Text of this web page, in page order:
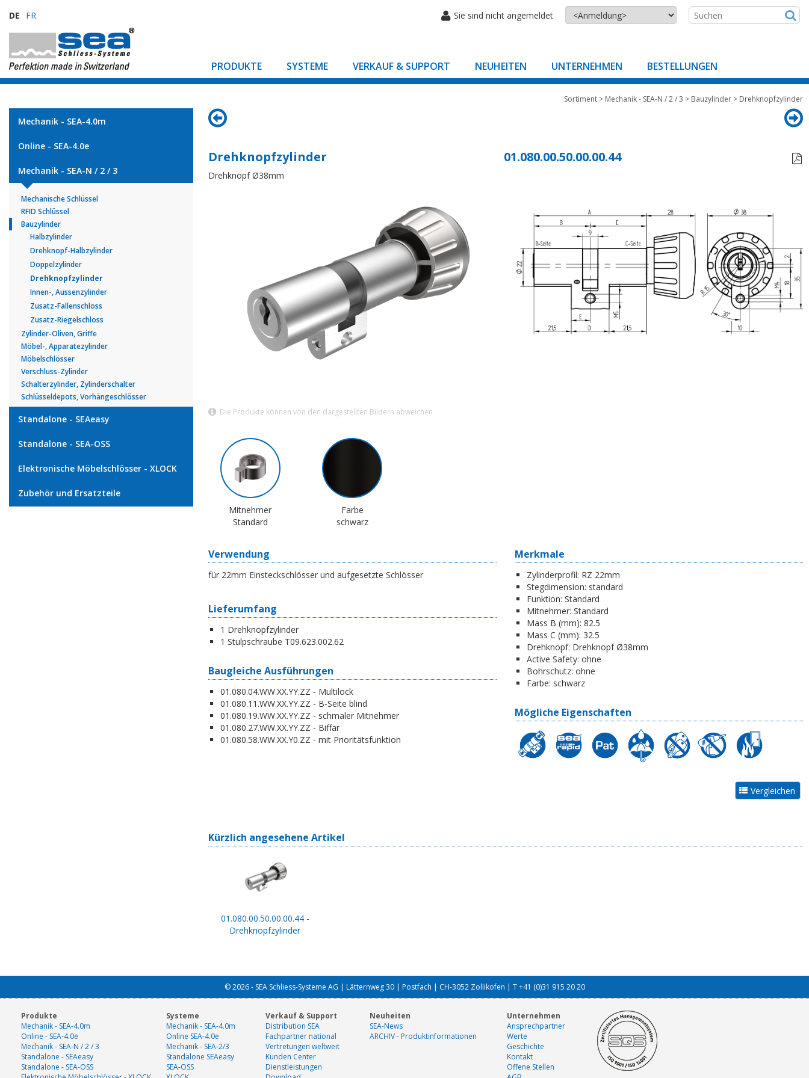
DE FR Sie sind nicht angemeldet
PRODUKTE SYSTEME VERKAUF & SUPPORT NEUHEITEN UNTERNEHMEN BESTELLUNGEN
Mechanik - SEA-4.0m
Online - SEA-4.0e
Mechanik - SEA-N / 2 / 3
Mechanische Schlüssel
RFID Schlüssel
Bauzylinder
Halbzylinder
Drehknopf-Halbzylinder
Doppelzylinder
Drehknopfzylinder
Innen-, Aussenzylinder
Zusatz-Fallenschloss
Zusatz-Riegelschloss
Zylinder-Oliven, Griffe
Möbel-, Apparatezylinder
Möbelschlösser
Verschluss-Zylinder
Schalterzylinder, Zylinderschalter
Schlüsseldepots, Vorhängeschlösser
Standalone - SEAeasy
Standalone - SEA-OSS
Elektronische Möbelschlösser - XLOCK
Zubehör und Ersatzteile
Sortiment > Mechanik - SEA-N / 2 / 3 > Bauzylinder > Drehknopfzylinder
Drehknopfzylinder 01.080.00.50.00.00.44

Drehknopf Ø38mm
Die Produkte können von den dargestellten Bildern abweichen
Mitnehmer
Standard
Farbe
schwarz
Verwendung
für 22mm Einsteckschlösser und aufgesetzte Schlösser
Lieferumfang
1 Drehknopfzylinder
1 Stulpschraube T09.623.002.62
Baugleiche Ausführungen
01.080.04.WW.XX.YY.ZZ - Multilock
01.080.11.WW.XX.YY.ZZ - B-Seite blind
01.080.19.WW.XX.YY.ZZ - schmaler Mitnehmer
01.080.27.WW.XX.YY.ZZ - Biffar
01.080.58.WW.XX.Y0.ZZ - mit Prioritätsfunktion
Merkmale
Zylinderprofil: RZ 22mm
Stegdimension: standard
Funktion: Standard
Mitnehmer: Standard
Mass B (mm): 82.5
Mass C (mm): 32.5
Drehknopf: Drehknopf Ø38mm
Active Safety: ohne
Bohrschutz: ohne
Farbe: schwarz
Mögliche Eigenschaften
Kürzlich angesehene Artikel
01.080.00.50.00.00.44 -
Drehknopfzylinder
© 2026 - SEA Schliess-Systeme AG | Lätternweg 30 | Postfach | CH-3052 Zollikofen | T +41 (0)31 915 20 20
Produkte
Mechanik - SEA-4.0m
Online - SEA-4.0e
Mechanik - SEA-N / 2 / 3
Standalone - SEAeasy
Standalone - SEA-OSS
Systeme
Mechanik - SEA-4.0m
Online SEA-4.0e
Mechanik - SEA-2/3
Standalone SEAeasy
SEA-OSS
Verkauf & Support
Distribution SEA
Fachpartner national
Vertretungen weltweit
Kunden Center
Dienstleistungen
Neuheiten
SEA-News
ARCHIV - Produktinformationen
Unternehmen
Ansprechpartner
Werte
Geschichte
Kontakt
Offene Stellen